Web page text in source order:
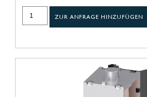
ZUR ANFRAGE HINZUFÜGEN